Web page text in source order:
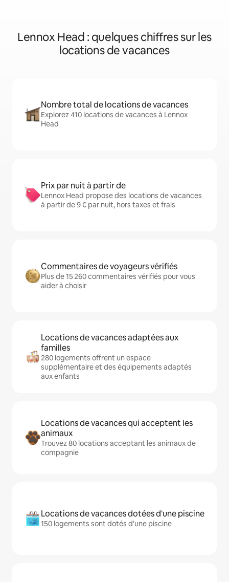
Lennox Head : quelques chiffres sur les
locations de vacances
Nombre total de locations de vacances
Explorez 410 locations de vacances à Lennox
Head
Prix par nuit à partir de
Lennox Head propose des locations de vacances
à partir de 9 € par nuit, hors taxes et frais
Commentaires de voyageurs vérifiés
Plus de 15 260 commentaires vérifiés pour vous
aider à choisir
Locations de vacances adaptées aux
familles
280 logements offrent un espace
supplémentaire et des équipements adaptés
aux enfants
Locations de vacances qui acceptent les
animaux
Trouvez 80 locations acceptant les animaux de
compagnie
Locations de vacances dotées d'une piscine
150 logements sont dotés d'une piscine